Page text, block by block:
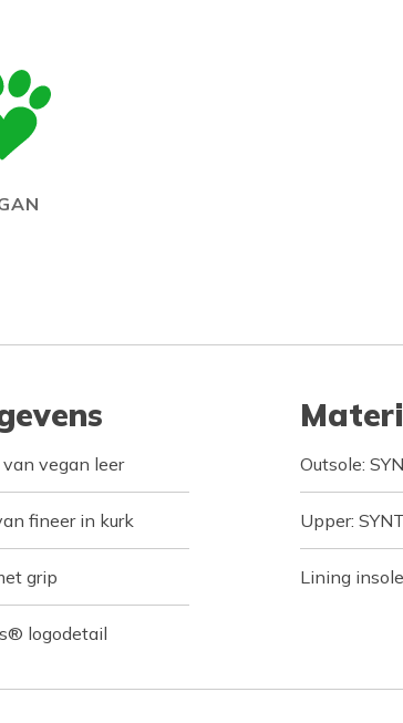
vegan leer
fineer in kurk
grip
logodetail
Outsole:
Upper:
Lining